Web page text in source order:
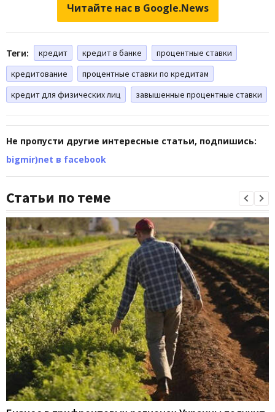
Читайте нас в Google.News
Теги: кредит кредит в банке
процентные ставки
кредитование
процентные ставки по кредитам
кредит для физических лиц
завышенные процентные ставки
Не пропусти другие интересные статьи, подпишись:
bigmir)net в facebook
Статьи по теме